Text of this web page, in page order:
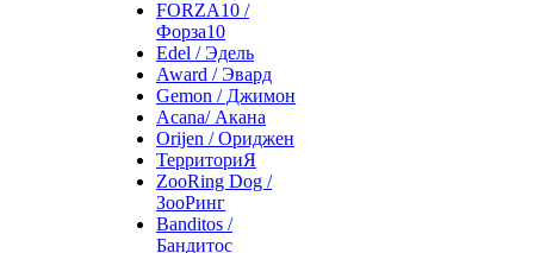
FORZA10 /
Форза10
Edel / Эдель
Award / Эвард
Gemon / Джимон
Acana/ Акана
Orijen / Ориджен
ТерриториЯ
ZooRing Dog /
ЗооРинг
Banditos /
Бандитос